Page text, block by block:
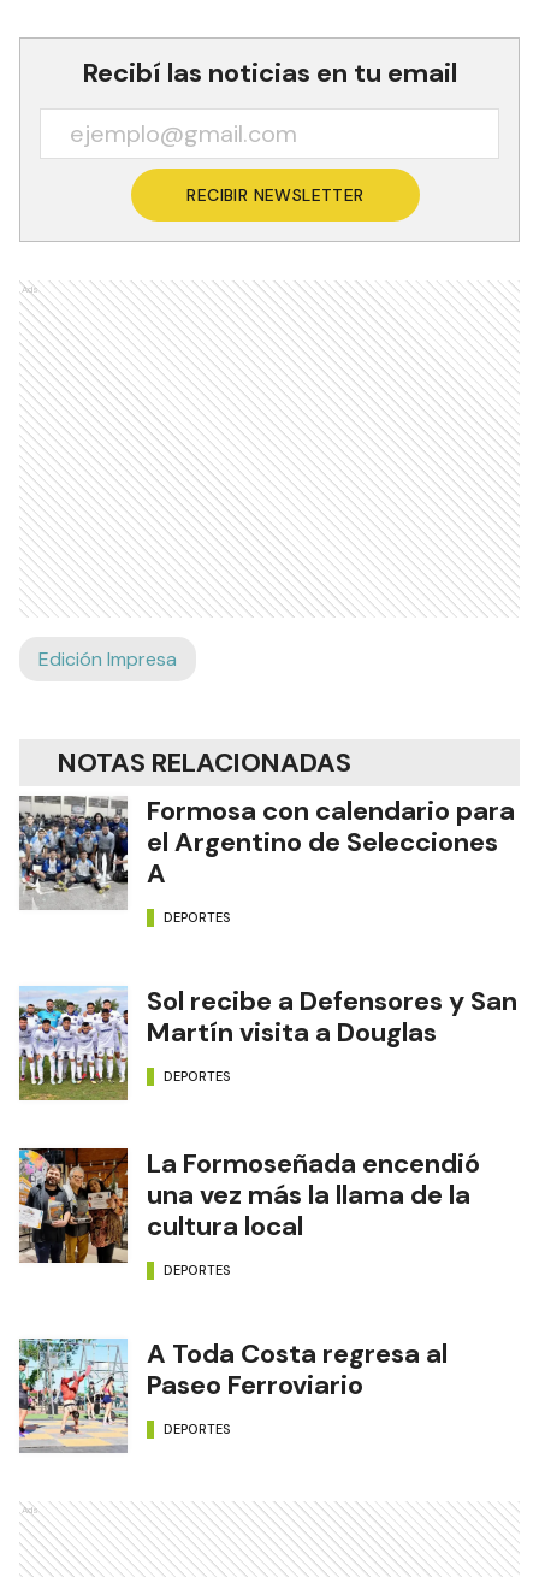
Recibí las noticias en tu email
RECIBIR NEWSLETTER
Ads
Edición Impresa
NOTAS RELACIONADAS
Formosa con calendario para
el Argentino de Selecciones
A
DEPORTES
Sol recibe a Defensores y San
Martín visita a Douglas
DEPORTES
La Formoseñada encendió
una vez más la llama de la
cultura local
DEPORTES
A Toda Costa regresa al
Paseo Ferroviario
DEPORTES
Ads